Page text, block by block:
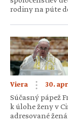
rodiny na púte
uskutočnia púte
Obišovciach a v
Viera 30.
Súčasný pápež
k úlohe ženy v
adresované